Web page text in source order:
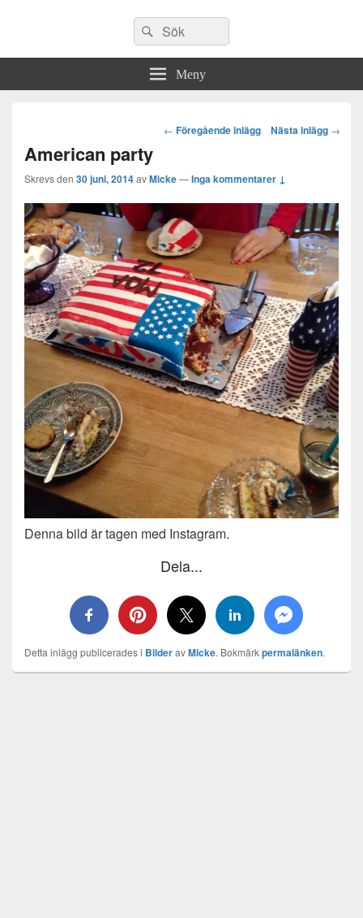
Sök
efter:
Sök
Meny
Post
← Föregående inlägg Nästa inlägg →
American party
Skrevs den 30 juni, 2014avMicke—Inga kommentarer ↓
Denna bild är tagen med Instagram.
Dela...
Detta inlägg publicerades i BilderavMicke. Bokmärkpermalänken.